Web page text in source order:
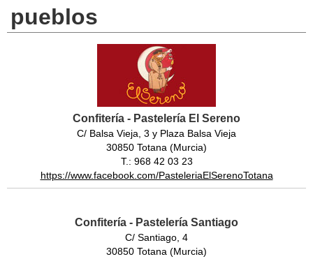
pueblos
Confitería - Pastelería El Sereno
C/ Balsa Vieja, 3 y Plaza Balsa Vieja
30850 Totana (Murcia)
T.: 968 42 03 23
https://www.facebook.com/PasteleriaElSerenoTotana
Confitería - Pastelería Santiago
C/ Santiago, 4
30850 Totana (Murcia)